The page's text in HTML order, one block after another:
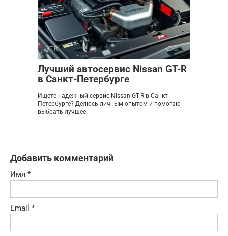
GT-R 0
Лучший автосервис Nissan GT-R
в Санкт-Петербурге
Ищете надежный сервис Nissan GT-R в Санкт-
Петербурге? Делюсь личным опытом и помогаю
выбрать лучшее
Добавить комментарий
Имя *
Email *